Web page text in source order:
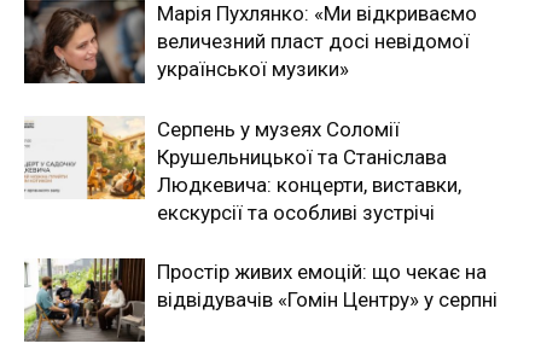
Марія Пухлянко: «Ми відкриваємо
величезний пласт досі невідомої
української музики»
Серпень у музеях Соломії
Крушельницької та Станіслава
Людкевича: концерти, виставки,
екскурсії та особливі зустрічі
Простір живих емоцій: що чекає на
відвідувачів «Гомін Центру» у серпні